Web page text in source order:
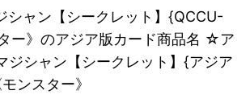
シャン【シークレット】{QCCU-
ー》のアジア版カード商品名 ☆ア
シャン【シークレット】{アジア
ンスター》